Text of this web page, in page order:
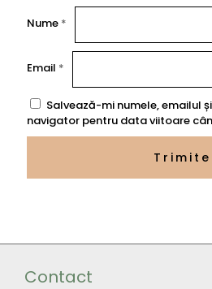
Nume *
Email *
Salvează-mi numele, emailul
navigator pentru data viitoare
Contact